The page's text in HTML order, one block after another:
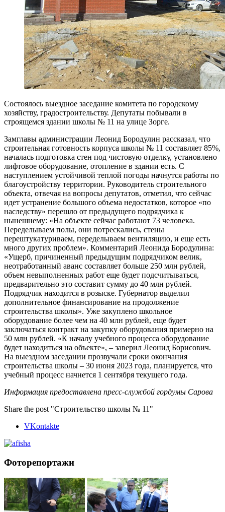
Состоялось выездное заседание комитета по городскому
хозяйству, градостроительству. Депутаты побывали в
строящемся здании школы № 11 на улице Зорге.
Замглавы администрации Леонид Бородулин рассказал, что
строительная готовность корпуса школы № 11 составляет 85%,
началась подготовка стен под чистовую отделку, установлено
лифтовое оборудование, отопление в здании есть. С
наступлением устойчивой теплой погоды начнутся работы по
благоустройству территории. Руководитель строительного
объекта, отвечая на вопросы депутатов, отметил, что сейчас
идет устранение большого объема недостатков, которое «по
наследству» перешло от предыдущего подрядчика к
нынешнему: «На объекте сейчас работают 73 человека.
Переделываем полы, они потрескались, стены
перештукатуриваем, переделываем вентиляцию, и еще есть
много других проблем». Комментарий Леонида Бородулина:
«Ущерб, причиненный предыдущим подрядчиком велик,
неотработанный аванс составляет больше 250 млн рублей,
объем невыполненных работ еще будет подсчитываться,
предварительно это составит сумму до 40 млн рублей.
Подрядчик находится в розыске. Губернатор выделил
дополнительное финансирование на продолжение
строительства школы». Уже закуплено школьное
оборудование более чем на 40 млн рублей, еще будет
заключаться контракт на закупку оборудования примерно на
50 млн рублей. «К началу учебного процесса оборудование
будет находиться на объекте», – заверил Леонид Борисович.
На выездном заседании прозвучали сроки окончания
строительства школы – 30 июня 2023 года, планируется, что
учебный процесс начнется 1 сентября текущего года.
Информация предоставлена пресс-службой гордумы Сарова
Share the post "Строительство школы № 11"
VKontakte
Фоторепортажи